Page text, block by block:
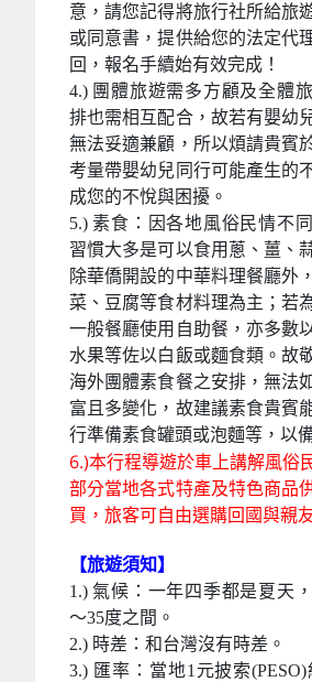
意，請您記得將旅行社所給旅
或同意書，提供給您的法定代
回，報名手續始有效完成！
4.) 團體旅遊需多方顧及全體
排也需相互配合，故若有嬰幼
無法妥適兼顧，所以煩請貴賓
考量帶嬰幼兒同行可能產生的
成您的不悅與困擾。
5.) 素食：因各地風俗民情不
習慣大多是可以食用蔥、薑、
除華僑開設的中華料理餐廳外
菜、豆腐等食材料理為主；若
一般餐廳使用自助餐，亦多數
水果等佐以白飯或麵食類。故
海外團體素食餐之安排，無法
富且多變化，故建議素食貴賓
行準備素食罐頭或泡麵等，以
6.)本行程導遊於車上講解風俗
部分當地各式特產及特色商品
買，旅客可自由選購回國與親
【旅遊須知】
1.) 氣候：一年四季都是夏天
～35度之間。
2.) 時差：和台灣沒有時差。
3.) 匯率：當地1元披索